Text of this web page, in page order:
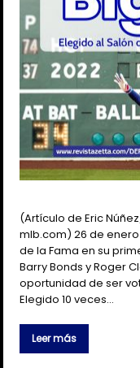
(Artículo de Eric
mlb.com) 26 de
de la Fama en su
Barry Bonds y Roger
oportunidad de ser
Elegido 10 veces…
Leer más